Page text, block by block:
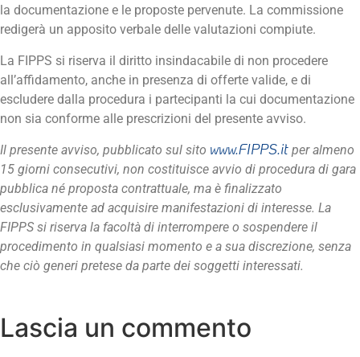
la documentazione e le proposte pervenute. La commissione
redigerà un apposito verbale delle valutazioni compiute.
La FIPPS si riserva il diritto insindacabile di non procedere
all’affidamento, anche in presenza di offerte valide, e di
escludere dalla procedura i partecipanti la cui documentazione
non sia conforme alle prescrizioni del presente avviso.
Il presente avviso, pubblicato sul sito www.FIPPS.it per almeno
15 giorni consecutivi, non costituisce avvio di procedura di gara
pubblica né proposta contrattuale, ma è finalizzato
esclusivamente ad acquisire manifestazioni di interesse. La
FIPPS si riserva la facoltà di interrompere o sospendere il
procedimento in qualsiasi momento e a sua discrezione, senza
che ciò generi pretese da parte dei soggetti interessati.
Lascia un commento